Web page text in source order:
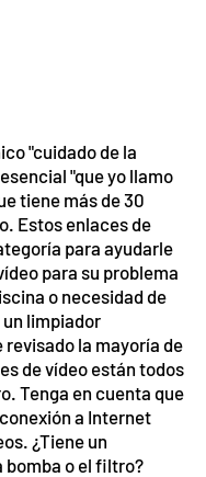
"cuidado de la
"que yo llamo
tiene más de 30
Estos enlaces de
para ayudarle
para su problema
o necesidad de
limpiador
la mayoría de
de vídeo están todos
Tenga en cuenta que
a Internet
¿Tiene un
bomba o el filtro?